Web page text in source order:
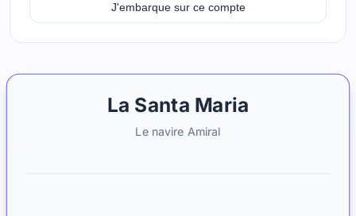
J'embarque sur ce compte
La Santa Maria
Le navire Amiral